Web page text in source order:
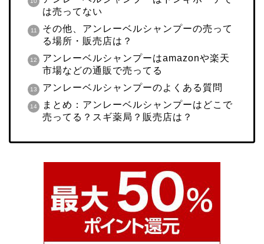
は売ってない
その他、アンレーベルシャンプーの売って
る場所・販売店は？
アンレーベルシャンプーはamazonや楽天
市場などの通販で売ってる
アンレーベルシャンプーのよくある質問
まとめ：アンレーベルシャンプーはどこで
売ってる？スギ薬局？販売店は？